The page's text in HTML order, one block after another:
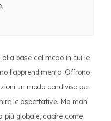
base del modo in cui le
l'apprendimento. Offrono
un modo condiviso per
le aspettative. Ma man
più globale, capire come